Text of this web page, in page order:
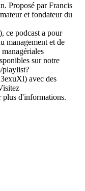
Proposé par Francis
et fondateur du
ce podcast a pour
management et de
sur notre
playlist?
avec des
plus d'informations.